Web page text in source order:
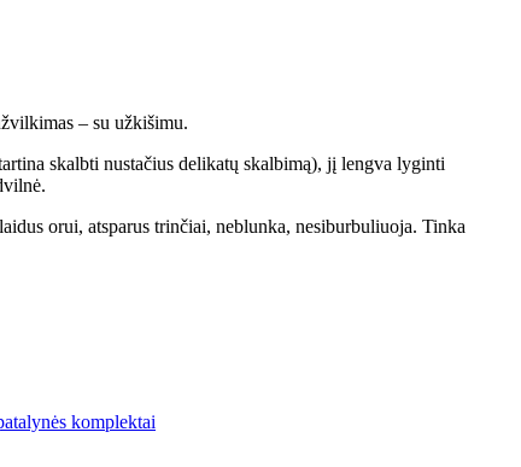
– su užkišimu.
skalbti nustačius delikatų skalbimą), jį lengva lyginti
orui, atsparus trinčiai, neblunka, nesiburbuliuoja. Tinka
komplektai